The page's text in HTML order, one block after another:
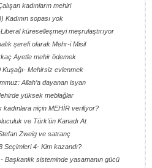
kadınların mehiri
Kadının sopası yok
küreselleşmeyi meşrulaştırıyor
şerefi olarak Mehr-i Misil
Ayetle mehir ödemek
Mehirsiz evlenmek
Allah’a dayanan isyan
yüksek meblağlar
niçin MEHİR veriliyor?
ve Türk’ün Kanadı At
Zweig ve satranç
Seçimleri 4- Kim kazandı?
Başkanlık sisteminde yasamanın gücü